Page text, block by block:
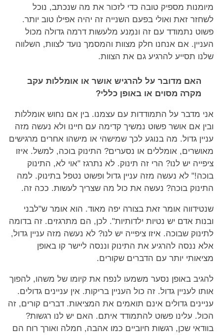
מיומנות מספיק טובה כדי לזכור את מה שנכתב, נוכל
לשחזר זאת ואולי בפעם השנייה זה יהיה אפילו טוב יותר.
פשוט נתמודד עם זה ונמַנע מלעשות דרמה גדולה מכול
העניין. אם אנחנו חלק מצוות והמסמך נועד לצוות, השלווה
שלנו תסייע להרגיע גם את הצוות.
האם מדובר על להרגיש אושר או אומללות עקב
מקרה מסוים או באופן כללי?
אני מדבר על התמודדות עם עצמנו. בין אם נחוש אומללות
ובין אם אושר פשוט נמשיך קדימה עם חיינו ולא נעשה מזה
עניין גדול. מה בנוגע לכך שמישהי או מישהו אחרים מרגישים
מאושרים, אומללים או נסערים? התינוק בוכה, למשל. איזו
ציפייה יש לנו? הרי זה תינוק. לא נתרגז "אוי לא, התינוק
בוכה!" לא נעשה מזה עניין גדול ופשוט נטפל בתינוק. למה
התינוק בוכה? נעשה את כול מה שצריך לעשות. ככה זה.
שנטידווה אומר זאת בצורה יפה מאוד. הוא אומר ש"לבני
ובנות אדם יש נטיות ילדותיות". לכן, הם מתרגזים. זה בדומה
לתינוק שבוכה. איזו ציפייה יש לנו? לא נעשה מזה עניין גדול,
אלא ננסה להרגיע את התינוק וננסה ליישר קו באופן
מציאותי יותר עם הדברים שקורים.
להגיב באופן נסער משמעו לנפח את קיומו של משהו, להפוך
אותו לעניין גדול. זה כול העניין בריקות. אין עניינים גדולים.
עניינים גדולים אינם תואמים את המציאות. דברים קורים, זה
הכול. עלינו פשוט להתמודד איתם. האם יש לנו רגשות?
בוודאי שכן, רגשות חיוביים כמו אהבה, חמלה ואורך רוח הם